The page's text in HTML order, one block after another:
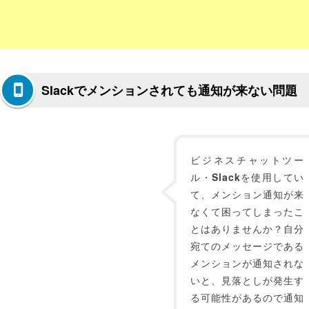
Slackでメンションされても通知が来ない問題
ビジネスチャットツー
ル・Slackを使用してい
て、メンション通知が来
なくて困ってしまったこ
とはありませんか？自分
宛てのメッセージである
メンションが通知されな
いと、見落としが発生す
る可能性があるので通知